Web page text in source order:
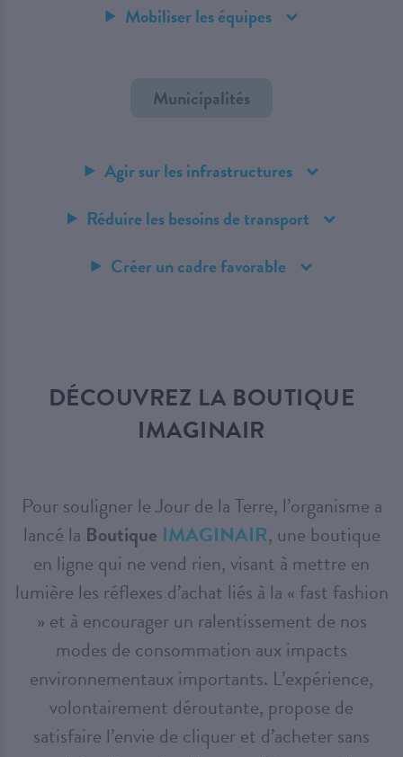
Mobiliser les équipes
Municipalités
Agir sur les infrastructures
Réduire les besoins de transport
Créer un cadre favorable
DÉCOUVREZ LA BOUTIQUE
IMAGINAIR
Pour souligner le Jour de la Terre, l’organisme a
lancé la Boutique IMAGINAIR, une boutique
en ligne qui ne vend rien, visant à mettre en
lumière les réflexes d’achat liés à la « fast fashion
» et à encourager un ralentissement de nos
modes de consommation aux impacts
environnementaux importants. L’expérience,
volontairement déroutante, propose de
satisfaire l’envie de cliquer et d’acheter sans